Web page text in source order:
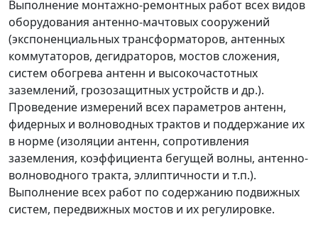
Выполнение монтажно-ремонтных работ всех видов
оборудования антенно-мачтовых сооружений
(экспоненциальных трансформаторов, антенных
коммутаторов, дегидраторов, мостов сложения,
систем обогрева антенн и высокочастотных
заземлений, грозозащитных устройств и др.).
Проведение измерений всех параметров антенн,
фидерных и волноводных трактов и поддержание их
в норме (изоляции антенн, сопротивления
заземления, коэффициента бегущей волны, антенно-
волноводного тракта, эллиптичности и т.п.).
Выполнение всех работ по содержанию подвижных
систем, передвижных мостов и их регулировке.